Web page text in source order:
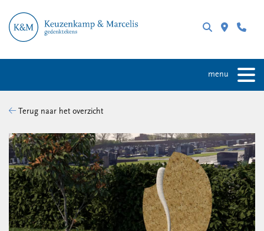
menu
Terug naar het overzicht